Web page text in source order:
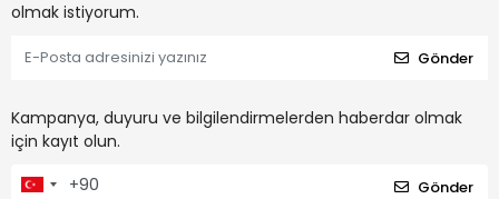
olmak istiyorum.
Gönder
Kampanya, duyuru ve bilgilendirmelerden haberdar olmak
için kayıt olun.
Gönder